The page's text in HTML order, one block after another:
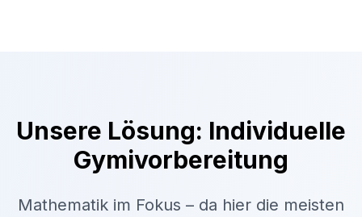
Unsere Lösung: Individuelle
Gymivorbereitung
Mathematik im Fokus – da hier die meisten